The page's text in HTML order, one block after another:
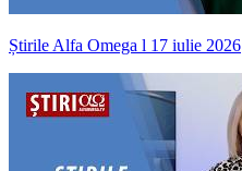
Știrile Alfa Omega l 17 iulie 2026